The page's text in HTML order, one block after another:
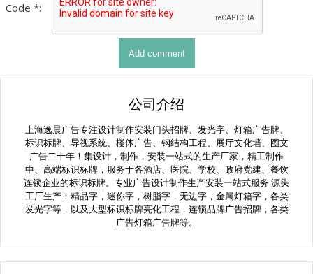
Code *:
公司介绍
上海逸晨广告专注设计制作安装门头招牌、发光字、灯箱广告牌、
标识标牌、导视系统、楼体广告、钢结构工程、展厅文化墙、图文
广告二十年！集设计，制作，安装一站式的生产厂家，精工制作
中、高端标识标牌，服务于各酒店、医院、学校、政府党建、餐饮
连锁企业的标识标牌。专业广告设计制作生产安装一站式服务 源头
工厂生产：精品字，迷你字，树脂字，无边字，金属灯箱字，各类
发光字等，以及大型标识标牌亮化工程，连锁品牌广告招牌，各类
广告灯箱广告牌等。